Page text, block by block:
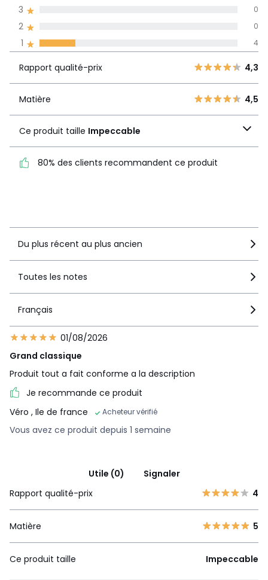
1 4
3
4,3
4,5
Impeccable
80% des clients
1 4
2 0
3 0
Rapport qualité-prix 4,3
Matière 4,5
Ce produit taille Impeccable
80% des clients recommandent ce produit
Du plus récent au plus ancien
Toutes les notes
Français
01/08/2026
Grand classique
Produit tout a fait conforme a la description
Je recommande ce produit
Véro , Ile de france Acheteur vérifié
Vous avez ce produit depuis 1 semaine
Utile (0)
Signaler
Rapport qualité-prix
4
Matière 5
Ce produit taille Impeccable